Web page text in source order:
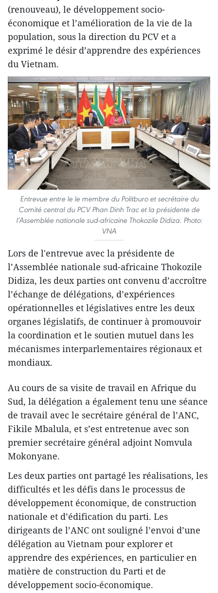
(renouveau), le développement socio-
économique et l’amélioration de la vie de la
population, sous la direction du PCV et a
exprimé le désir d’apprendre des expériences
du Vietnam.
Entrevue entre le le membre du Politburo et secrétaire du
Comité central du PCV Phan Dinh Trac et la présidente de
l’Assemblée nationale sud-africaine Thokozile Didiza. Photo:
VNA
Lors de l'entrevue avec la présidente de
l’Assemblée nationale sud-africaine Thokozile
Didiza, les deux parties ont convenu d’accroître
l’échange de délégations, d’expériences
opérationnelles et législatives entre les deux
organes législatifs, de continuer à promouvoir
la coordination et le soutien mutuel dans les
mécanismes interparlementaires régionaux et
mondiaux.
Au cours de sa visite de travail en Afrique du
Sud, la délégation a également tenu une séance
de travail avec le secrétaire général de l’ANC,
Fikile Mbalula, et s’est entretenue avec son
premier secrétaire général adjoint Nomvula
Mokonyane.
Les deux parties ont partagé les réalisations, les
difficultés et les défis dans le processus de
développement économique, de construction
nationale et d’édification du parti. Les
dirigeants de l’ANC ont souligné l’envoi d’une
délégation au Vietnam pour explorer et
apprendre des expériences, en particulier en
matière de construction du Parti et de
développement socio-économique.